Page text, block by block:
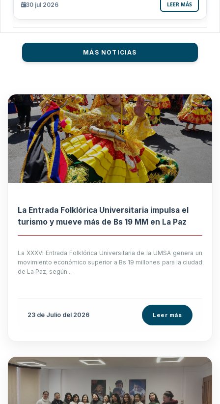
30 jul 2026 LEER MÁS
MÁS NOTICIAS
La Entrada Folklórica Universitaria impulsa el
turismo y mueve más de Bs 19 MM en La Paz
La XXXVI Entrada Folklórica Universitaria de la UMSA genera un
movimiento económico superior a Bs 19 millones para la ciudad
de La Paz, según...
23 de Julio del 2026 Leer más